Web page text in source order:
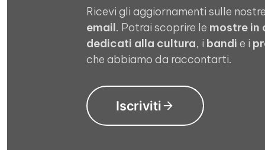
Ricevi gli aggiornamenti sulle
email. Potrai scoprire le mostre in
dedicati alla cultura, i bandi e i
che abbiamo da raccontarti.
Iscriviti